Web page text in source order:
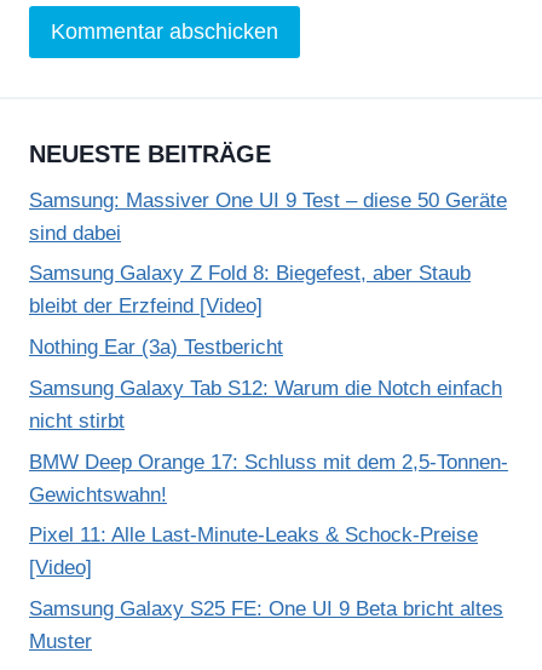
NEUESTE BEITRÄGE
Samsung: Massiver One UI 9 Test – diese 50 Geräte
sind dabei
Samsung Galaxy Z Fold 8: Biegefest, aber Staub
bleibt der Erzfeind [Video]
Nothing Ear (3a) Testbericht
Samsung Galaxy Tab S12: Warum die Notch einfach
nicht stirbt
BMW Deep Orange 17: Schluss mit dem 2,5-Tonnen-
Gewichtswahn!
Pixel 11: Alle Last-Minute-Leaks & Schock-Preise
[Video]
Samsung Galaxy S25 FE: One UI 9 Beta bricht altes
Muster